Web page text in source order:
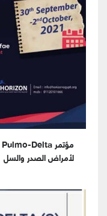
لأمراض الصدر والسل